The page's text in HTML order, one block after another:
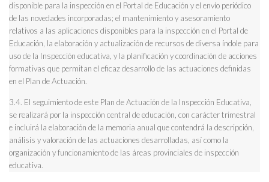
disponible para la inspección en el Portal de Educación y el envío periódico
de las novedades incorporadas; el mantenimiento y asesoramiento
relativos a las aplicaciones disponibles para la inspección en el Portal de
Educación, la elaboración y actualización de recursos de diversa índole para
uso de la Inspección educativa, y la planificación y coordinación de acciones
formativas que permitan el eficaz desarrollo de las actuaciones definidas
en el Plan de Actuación.
3.4. El seguimiento de este Plan de Actuación de la Inspección Educativa,
se realizará por la inspección central de educación, con carácter trimestral
e incluirá la elaboración de la memoria anual que contendrá la descripción,
análisis y valoración de las actuaciones desarrolladas, así como la
organización y funcionamiento de las áreas provinciales de inspección
educativa.